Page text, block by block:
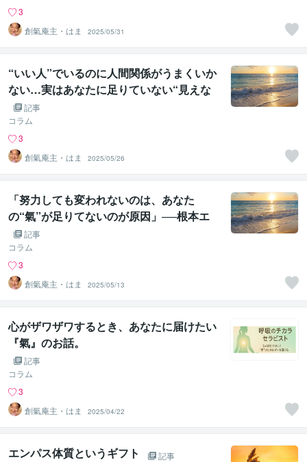
3
創氣庵主・はま
2025/05/31
“いい人”でいるのに人間関係がうまくいか
ない…実はあなたに足りていない“見えな
い力”とは？
記事
コラム
3
創氣庵主・はま
2025/05/26
「努力しても変われないのは、あなた
の“氣”が足りてないのが原因」──根本エ
ネルギーを満たせば人生は勝手に動き出す
記事
コラム
3
創氣庵主・はま
2025/05/13
心がザワザワするとき、あなたに届けたい
『氣』のお話。
記事
コラム
3
創氣庵主・はま
2025/04/22
エンパス体質というギフト
記事